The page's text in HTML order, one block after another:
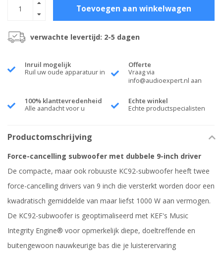
Toevoegen aan winkelwagen
verwachte levertijd: 2-5 dagen
Inruil mogelijk
Ruil uw oude apparatuur in
Offerte
Vraag via
info@audioexpert.nl aan
100% klanttevredenheid
Alle aandacht voor u
Echte winkel
Echte productspecialisten
Productomschrijving
Force-cancelling subwoofer met dubbele 9-inch driver
De compacte, maar ook robuuste KC92-subwoofer heeft twee
force-cancelling drivers van 9 inch die versterkt worden door een
kwadratisch gemiddelde van maar liefst 1000 W aan vermogen.
De KC92-subwoofer is geoptimaliseerd met KEF's Music
Integrity Engine® voor opmerkelijk diepe, doeltreffende en
buitengewoon nauwkeurige bas die je luisterervaring